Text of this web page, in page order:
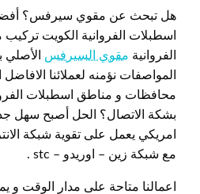
هل تبحث عن مقوي سيرفس؟
الفروانية مقوي السيرفس
المواصفات نؤمنه لعملائنا الافاضل
محافظات و مناطق اسطبلات
بشكة الاتصال؟ الحل أصبح سهل
امريكي يعمل على تقوية شبكة
مع شبكة زين – اوريدو – stc .
اعمالنا متاحة على مدار الوقت و